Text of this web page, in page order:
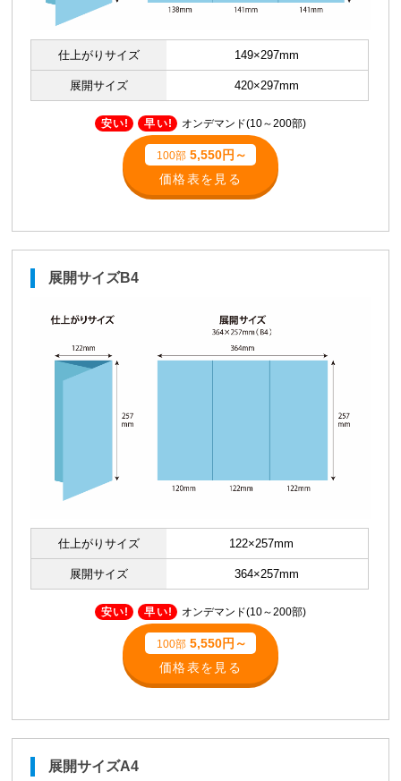
仕上がりサイズ 149×297mm
展開サイズ 420×297mm
安い! 早い! オンデマンド(10～200部)
100部5,550円～
価格表を見る
展開サイズB4
仕上がりサイズ 122×257mm
展開サイズ 364×257mm
安い! 早い! オンデマンド(10～200部)
100部5,550円～
価格表を見る
展開サイズA4